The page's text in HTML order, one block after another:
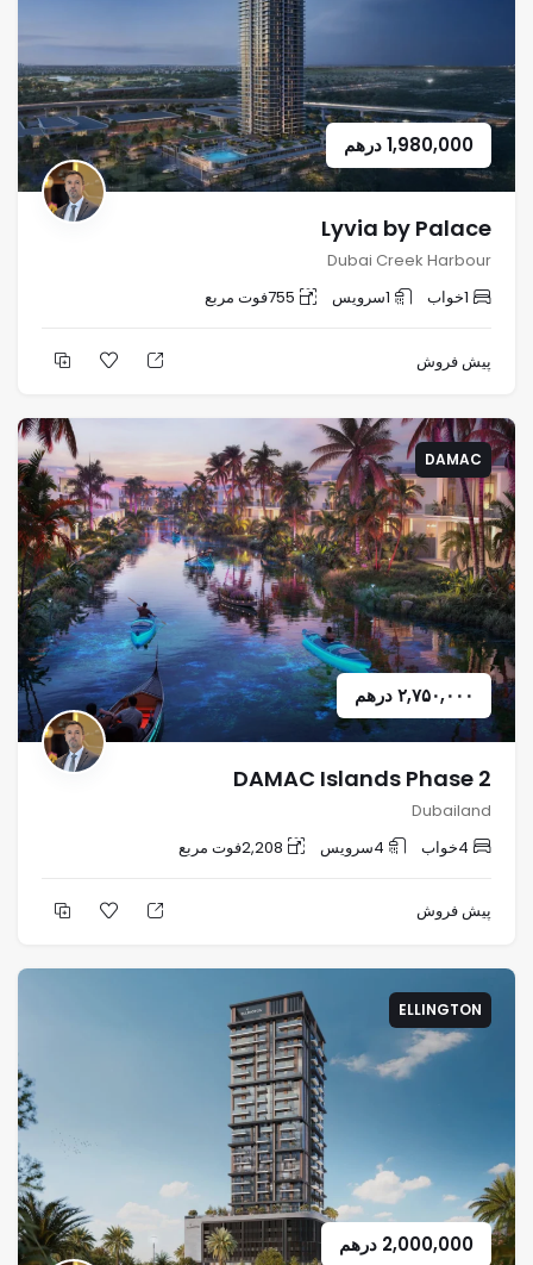
1,980,000درهم
Lyvia by Palace
Dubai Creek Harbour
1خواب 1سرویس 755فوت مربع
پیش فروش
DAMAC
۲,۷۵۰,۰۰۰درهم
DAMAC Islands Phase 2
Dubailand
4خواب 4سرویس 2,208فوت مربع
پیش فروش
ELLINGTON
2,000,000 درهم